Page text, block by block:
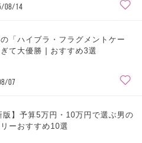
08/14
「ハイブラ・フラグメントケー
て大優勝 | おすすめ3選
07
版】予算5万円・10万円で選ぶ男の
ーおすすめ10選